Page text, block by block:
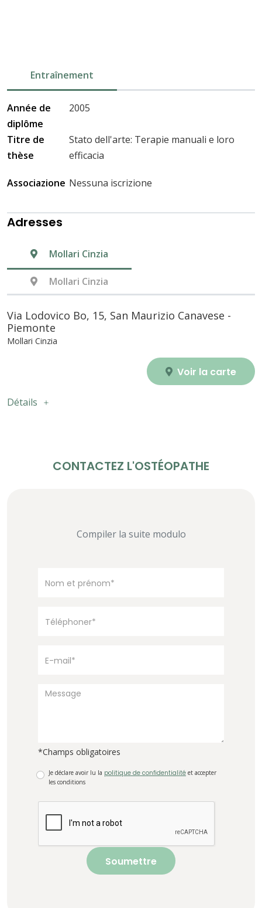
Entraînement
Année de
diplôme
2005
Titre de
thèse
Stato dell'arte: Terapie manuali e loro
efficacia
Associazione Nessuna iscrizione
Adresses
Mollari Cinzia
Mollari Cinzia
Via Lodovico Bo, 15, San Maurizio Canavese -
Piemonte
Mollari Cinzia
Voir la carte
Détails
CONTACTEZ L'OSTÉOPATHE
Compiler la suite modulo
*Champs obligatoires
Je déclare avoir lu la politique de confidentialité et accepter
les conditions
Soumettre